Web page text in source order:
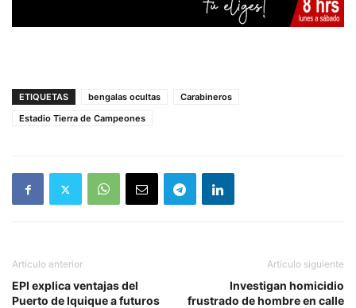
ETIQUETAS bengalas ocultas
Carabineros
Estadio Tierra de Campeones
Artículo anterior
EPI explica ventajas del
Puerto de Iquique a futuros
Artículo siguiente
Investigan homicidio
frustrado de hombre en calle